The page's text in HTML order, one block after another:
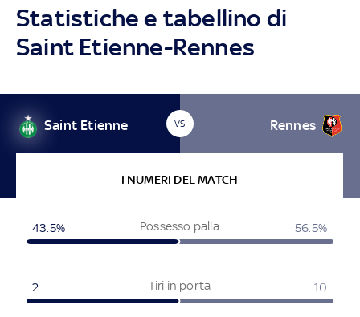
Statistiche e tabellino di
Saint Etienne-Rennes
Saint Etienne VS Rennes
I NUMERI DEL MATCH
Possesso palla
43.5% 56.5%
Tiri in porta
2 10